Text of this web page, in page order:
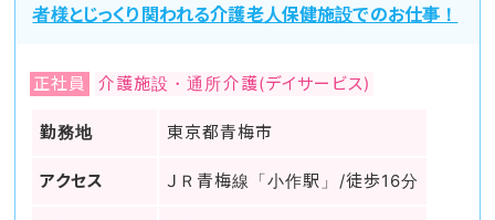
者様とじっくり関われる介護老人保健施設でのお仕事！
正社員 介護施設・通所介護(デイサービス)
勤務地 東京都青梅市
アクセス ＪＲ青梅線「小作駅」/徒歩16分